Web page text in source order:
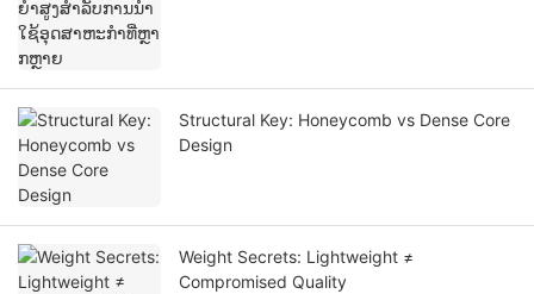
Structural Key: Honeycomb vs Dense Core
Design
Weight Secrets: Lightweight ≠
Compromised Quality